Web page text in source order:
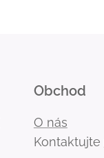
Obchod
O nás
Kontaktujte